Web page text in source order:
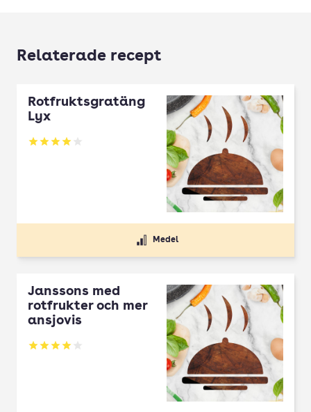
Relaterade recept
Rotfruktsgratäng
Lyx
Betyg: 4 av 5
Medel
Janssons med
rotfrukter och mer
ansjovis
Betyg: 4 av 5